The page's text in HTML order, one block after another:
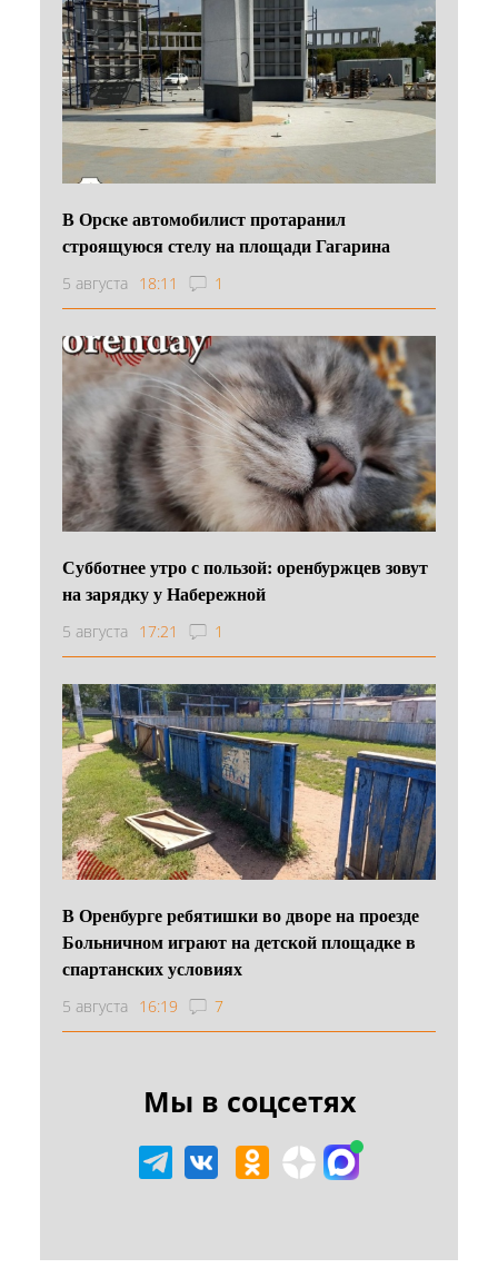
В Орске автомобилист протаранил
строящуюся стелу на площади Гагарина
5 августа 18:11 1
Субботнее утро с пользой: оренбуржцев зовут
на зарядку у Набережной
5 августа 17:21 1
В Оренбурге ребятишки во дворе на проезде
Больничном играют на детской площадке в
спартанских условиях
5 августа 16:19 7
Мы в соцсетях